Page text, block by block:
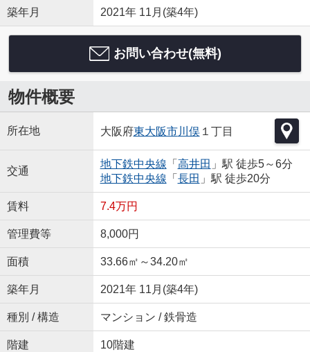
築年月 2021年 11月(築4年)
お問い合わせ(無料)
物件概要
所在地 大阪府東大阪市川俣１丁目
交通
地下鉄中央線 「 高井田 」駅 徒歩5～6分
地下鉄中央線 「 長田 」駅 徒歩20分
賃料 7.4万円
管理費等 8,000円
面積 33.66㎡～34.20㎡
築年月 2021年 11月(築4年)
種別 / 構造 マンション / 鉄骨造
階建 10階建